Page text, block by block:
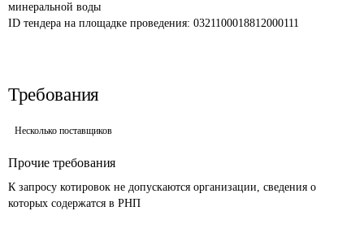
минеральной воды
ID тендера на площадке проведения: 0321100018812000111
Требования
Несколько поставщиков
Прочие требования
К запросу котировок не допускаются организации, сведения о
которых содержатся в РНП